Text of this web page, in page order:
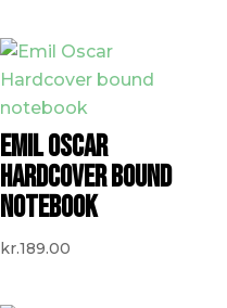
EMIL OSCAR
HARDCOVER BOUND
NOTEBOOK
kr.189.00